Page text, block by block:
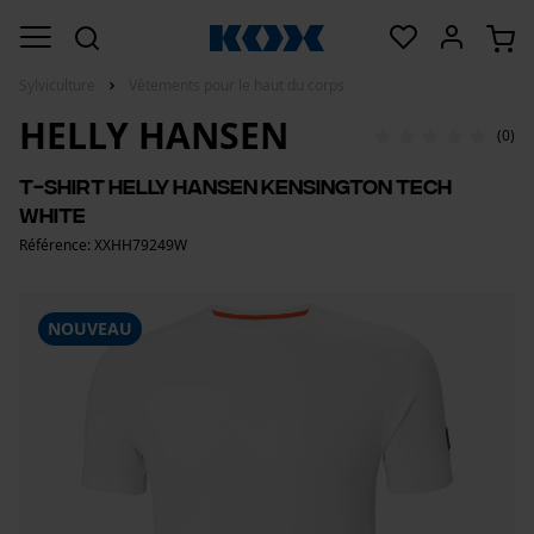
NOUVEAU
HELLY HANSEN (0)
T-shirt Helly Hansen Kensington Tech
White
Référence: XXHH79249W